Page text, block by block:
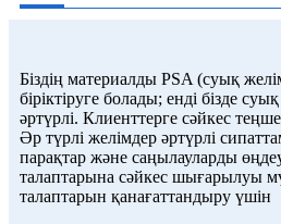
Біздің материалды PSA (суық
біріктіруге болады; енді бізде
әртүрлі. Клиенттерге сәйкес
Әр түрлі желімдер әртүрлі
парақтар және саңылауларды
талаптарына сәйкес шығарылуы
талаптарын қанағаттандыру үшін